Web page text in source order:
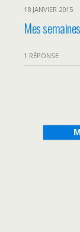
18 JANVIER 2015
Mes
1 RÉPONSE